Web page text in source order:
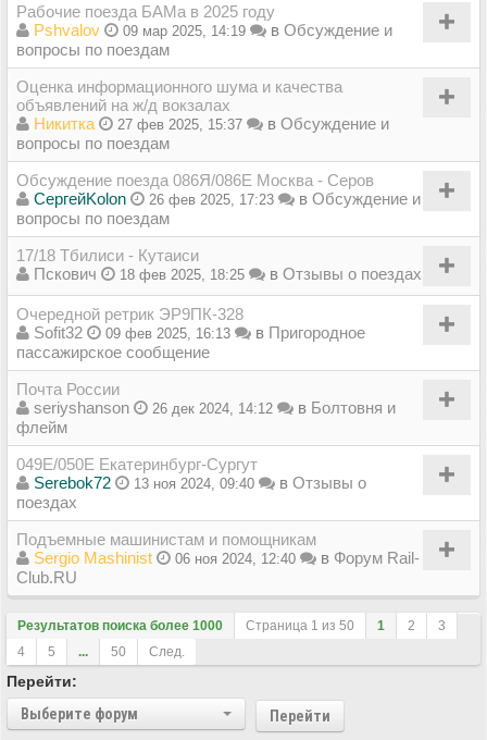
Рабочие поезда БАМа в 2025 году
Pshvalov
09 мар 2025, 14:19 в Обсуждение и
вопросы по поездам
Оценка информационного шума и качества
объявлений на ж/д вокзалах
Никитка
27 фев 2025, 15:37 в Обсуждение и
вопросы по поездам
Обсуждение поезда 086Я/086Е Москва - Серов
СергейKolon
26 фев 2025, 17:23 в Обсуждение и
вопросы по поездам
17/18 Тбилиси - Кутаиси
Пскович
18 фев 2025, 18:25 в Отзывы о поездах
Очередной ретрик ЭР9ПК-328
Sofit32
09 фев 2025, 16:13 в Пригородное
пассажирское сообщение
Почта России
seriyshanson
26 дек 2024, 14:12 в Болтовня и
флейм
049Е/050Е Екатеринбург-Сургут
Serebok72
13 ноя 2024, 09:40 в Отзывы о
поездах
Подъемные машинистам и помощникам
Sergio Mashinist
06 ноя 2024, 12:40 в Форум Rail-
Club.RU
Результатов поиска более 1000 Страница 1 из 50 1 2
3
4
5 ... 50 След.
Перейти:
Выберите форум
Перейти